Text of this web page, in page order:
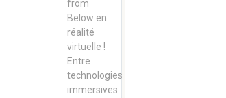
from
Below en
réalité
virtuelle !
Entre
technologies
immersives